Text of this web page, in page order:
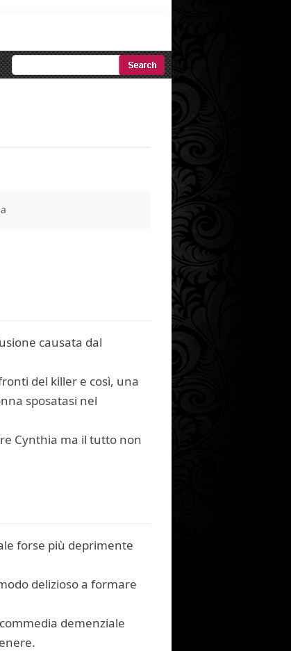
causata dal
del killer e così, una
sposatasi nel
Cynthia ma il tutto non
forse più deprimente
delizioso a formare
demenziale